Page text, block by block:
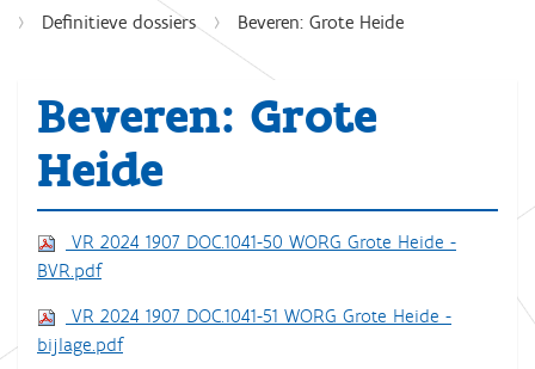
Definitieve dossiers
Beveren: Grote Heide
Beveren: Grote
Heide
VR 2024 1907 DOC.1041-50 WORG Grote Heide -
BVR.pdf
VR 2024 1907 DOC.1041-51 WORG Grote Heide -
bijlage.pdf